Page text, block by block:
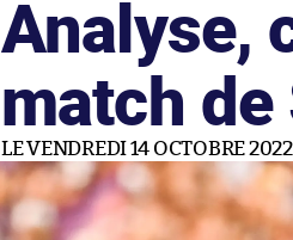
Analyse,
match de
LE VENDREDI 14 OCTOBRE